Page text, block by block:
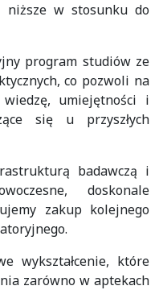
niższe w stosunku do
program studiów ze
co pozwoli na
umiejętności i
się u przyszłych
badawczą i
doskonale
zakup kolejnego
wykształcenie, które
zarówno w aptekach